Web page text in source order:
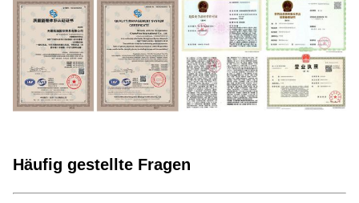
Häufig gestellte Fragen